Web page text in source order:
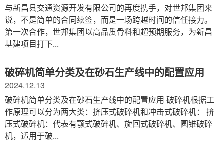
与新昌县交通资源开发有限公司的再度携手，对世邦集团来
说，不是简单的合同续签，而是一场跨越时间的信任接力。
第一次合作，世邦集团以高品质骨料和超预期服务，为新昌
基建项目打下...
破碎机简单分类及在砂石生产线中的配置应用
2024.12.13
破碎机简单分类及在砂石生产线中的配置应用 破碎机根据工
作原理可以分为两大类：挤压式破碎机和冲击式破碎机： 挤
压式破碎机：代表有颚式破碎机、旋回式破碎机、圆锥破碎
机，适用于破...